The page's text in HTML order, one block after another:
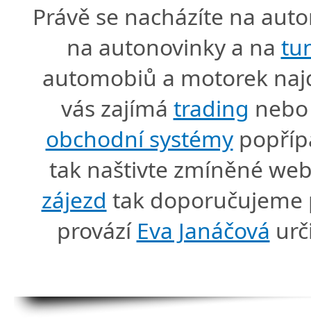
Právě se nacházíte na
na autonovinky a na
automobiů a motorek
vás zajímá trading
obchodní systémy
tak naštivte zmíněné
zájezd tak doporučujeme
provází Eva Janáčová